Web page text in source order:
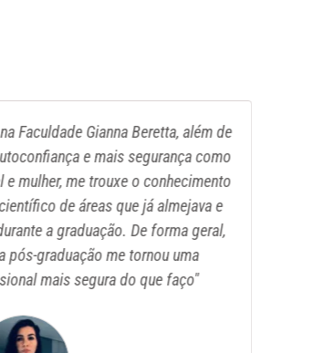
Faculdade Gianna Beretta, além de
e mais segurança como
mulher, me trouxe o conhecimento
de áreas que já almejava e
a graduação. De forma geral,
pós-graduação me tornou uma
mais segura do que faço"